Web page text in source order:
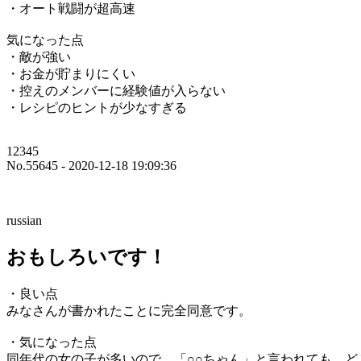
・オート戦闘が超高速
気になった点
・敵が強い
・お金が貯まりにくい
・控えのメンバーに経験値が入らない
・レシピのヒントが少なすぎる
12345
No.55645 - 2020-12-18 19:09:36
russian
おもしろいです！
・良い点
みなさんが書かれたことに完全同意です。
・気になった点